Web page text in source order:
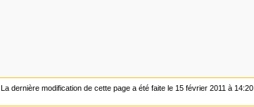
La dernière modification de cette page a été faite le 15 février 2011 à 14:20.